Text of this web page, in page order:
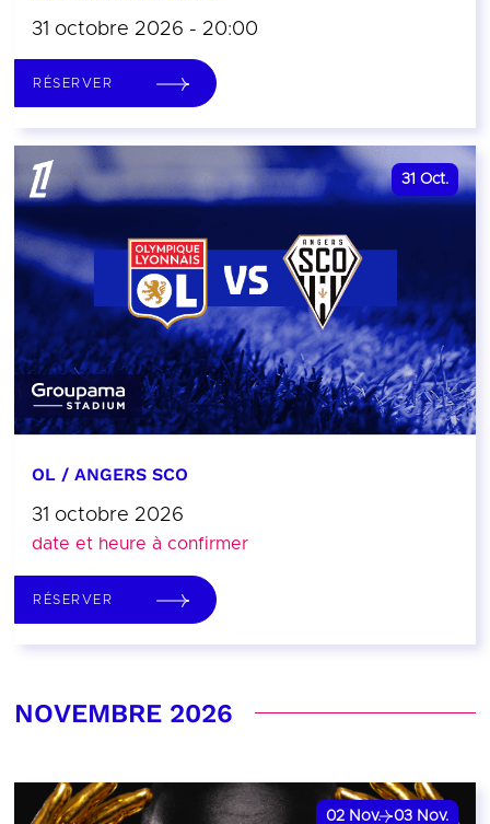
31 octobre 2026 - 20:00
RÉSERVER
31 Oct.
OL / ANGERS SCO
31 octobre 2026
date et heure à confirmer
RÉSERVER
NOVEMBRE 2026
02 Nov. 03 Nov.